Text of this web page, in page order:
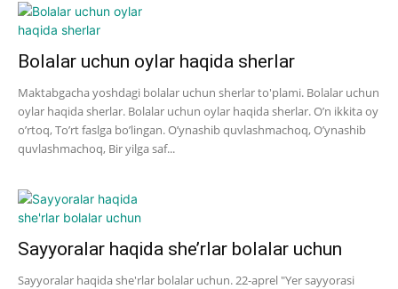
Bolalar uchun oylar haqida sherlar
Maktabgacha yoshdagi bolalar uchun sherlar to'plami. Bolalar uchun
oylar haqida sherlar. Bolalar uchun oylar haqida sherlar. O’n ikkita oy
o’rtoq, To’rt faslga bo’lingan. O’ynashib quvlashmachoq, O’ynashib
quvlashmachoq, Bir yilga saf...
Sayyoralar haqida she’rlar bolalar uchun
Sayyoralar haqida she'rlar bolalar uchun. 22-aprel "Yer sayyorasi